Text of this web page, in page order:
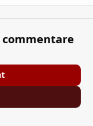
commentare